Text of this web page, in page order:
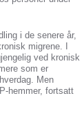
i de senere år,
migrene. I
ved kronisk
som er
Men
hemmer, fortsatt